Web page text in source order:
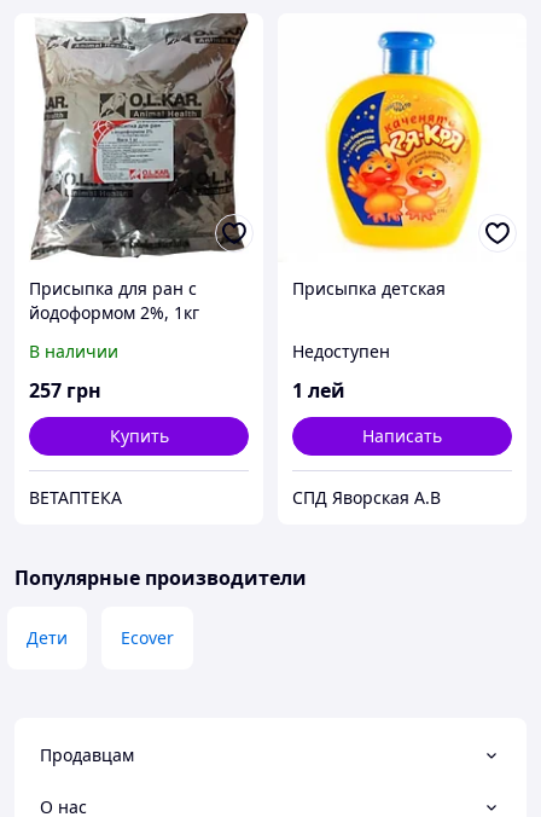
Присыпка для ран с
йодоформом 2%, 1кг
В наличии
257 грн
Купить
ВЕТАПТЕКА
Присыпка детская
Недоступен
1 лей
Написать
СПД Яворская А.В
Популярные производители
Дети Ecover
Продавцам
О нас